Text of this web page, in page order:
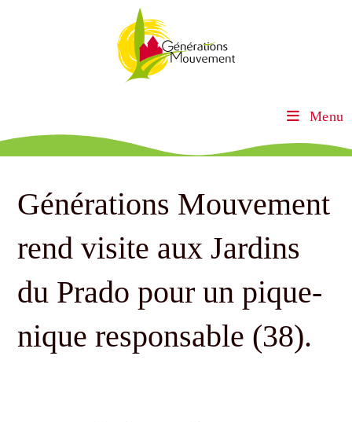
Menu
Générations Mouvement
rend visite aux Jardins
du Prado pour un pique-
nique responsable (38).